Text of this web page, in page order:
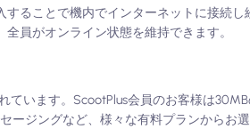
ることで機内でインターネットに接続
員がオンライン状態を維持できます。
います。ScootPlus会員のお客様は
ージングなど、様々な有料プランからお